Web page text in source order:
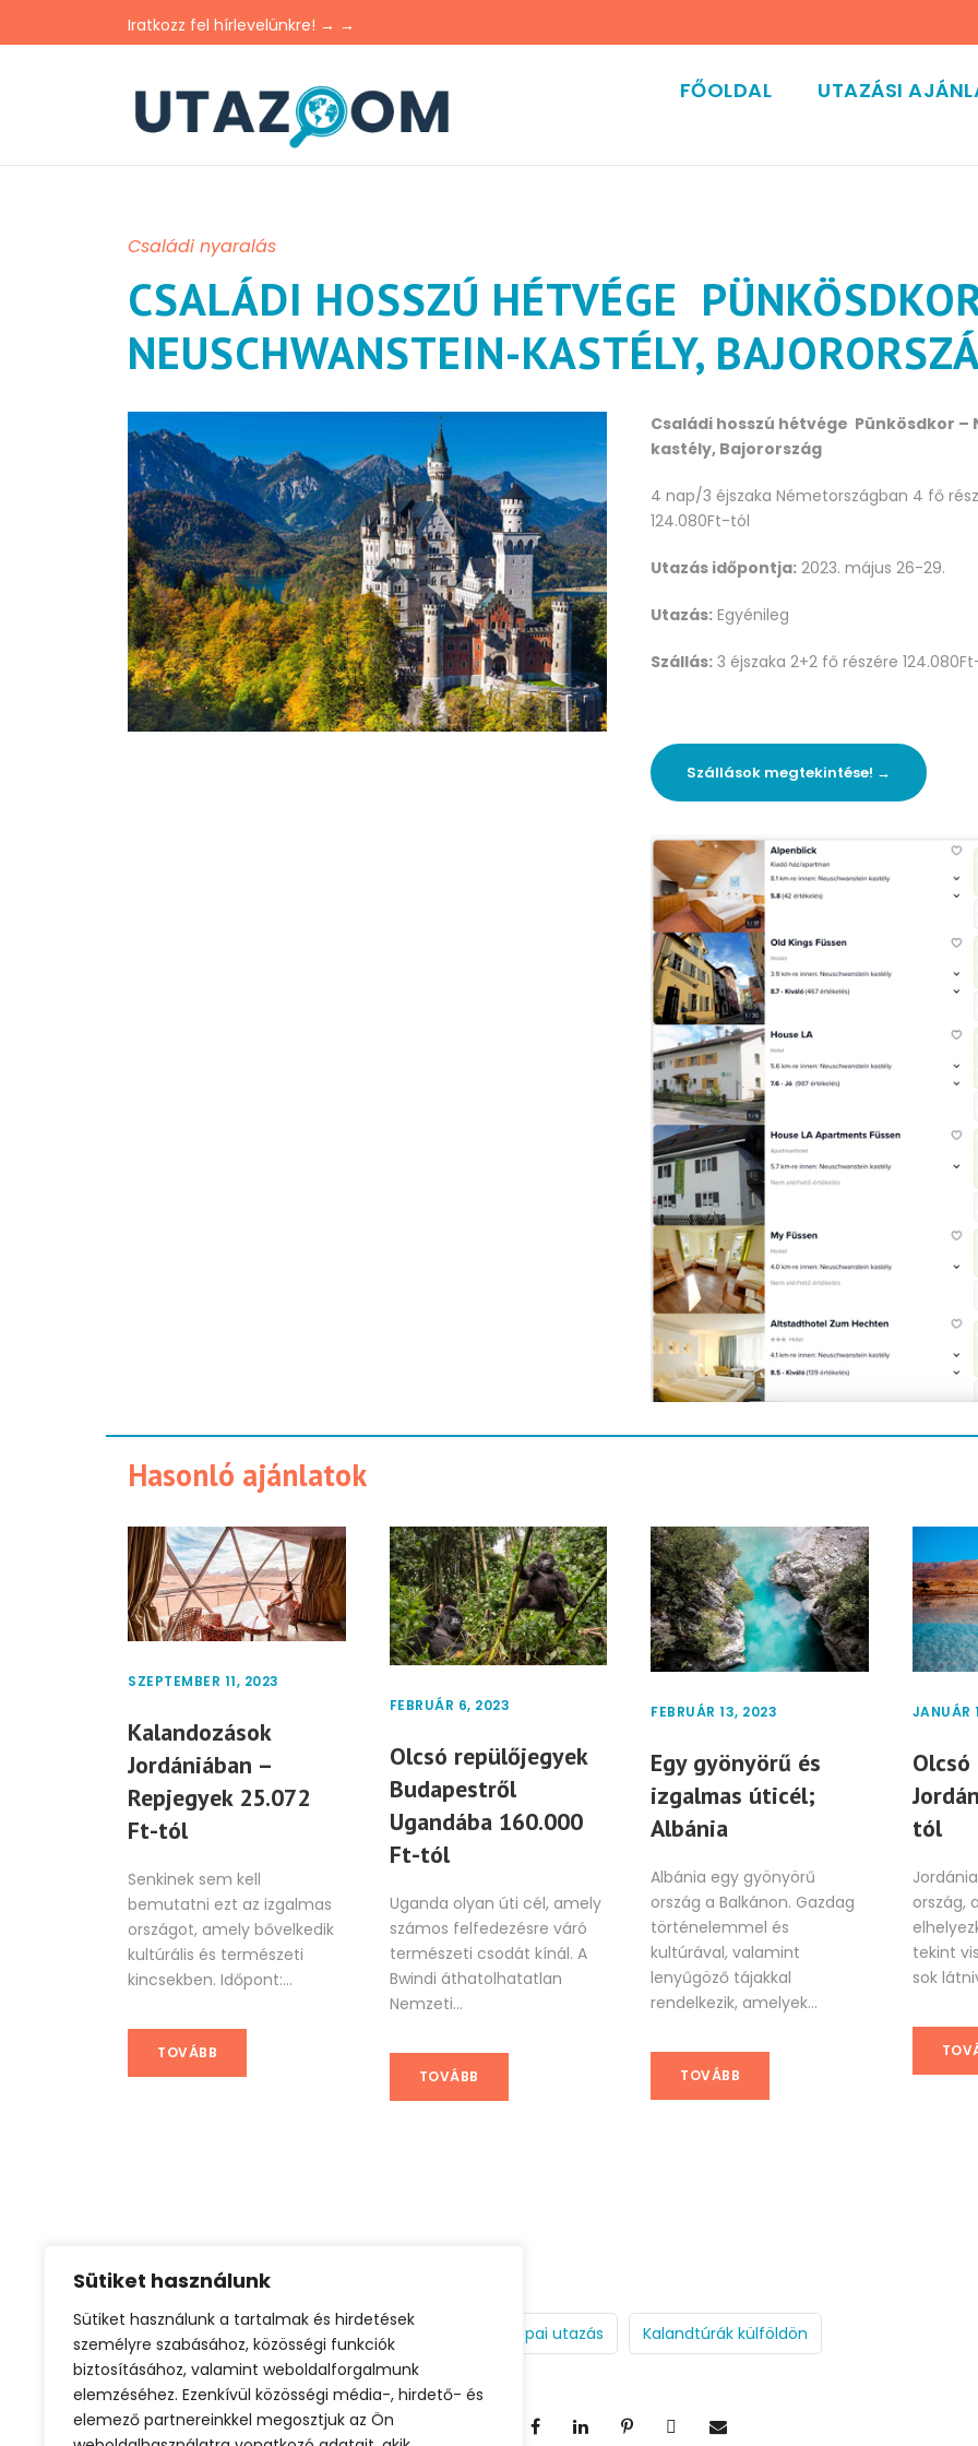
Sütiket használunk
Sütiket használunk a tartalmak és hirdetések
személyre szabásához, közösségi funkciók
biztosításához, valamint weboldalforgalmunk
elemzéséhez. Ezenkívül közösségi média-, hirdető- és
elemező partnereinkkel megosztjuk az Ön
Iratkozz fel hírlevelünkre! → →
FŐOLDAL UTAZÁSI
Családi nyaralás
CSALÁDI HOSSZÚ HÉTVÉGE
NEUSCHWANSTEIN-KASTÉLY,
Családi hosszú hétvége Pünkösdkor
kastély, Bajorország
4 nap/3 éjszaka Németországban 4 fő
124.080Ft-tól
Utazás időpontja: 2023. május 26-29.
Utazás: Egyénileg
Szállás: 3 éjszaka 2+2 fő részére
Szállások megtekintése! →
Hasonló ajánlatok
SZEPTEMBER 11, 2023
Kalandozások
Jordániában –
Repjegyek 25.072
Ft-tól
Senkinek sem kell
bemutatni ezt az izgalmas
országot, amely bővelkedik
kultúrális és természeti
kincsekben. Időpont:...
TOVÁBB
FEBRUÁR 6, 2023
Olcsó repülőjegyek
Budapestről
Ugandába 160.000
Ft-tól
Uganda olyan úti cél, amely
számos felfedezésre váró
természeti csodát kínál. A
Bwindi áthatolhatatlan
Nemzeti...
TOVÁBB
FEBRUÁR 13, 2023
Egy gyönyörű és
izgalmas úticél;
Albánia
Albánia egy gyönyörű
ország a Balkánon. Gazdag
történelemmel és
kultúrával, valamint
lenyűgöző tájakkal
rendelkezik, amelyek...
TOVÁBB
JANUÁR
Olcsó
tól
ország,
tekint
sok
Aktív kikapcsolódás Családi nyaralás Európai utazás Kalandtúrák külföldön